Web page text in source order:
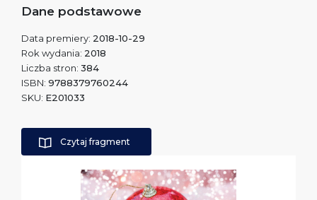
Dane podstawowe
Data premiery: 2018-10-29
Rok wydania: 2018
Liczba stron: 384
ISBN: 9788379760244
SKU: E201033
Czytaj fragment